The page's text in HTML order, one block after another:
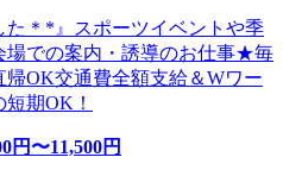
た＊*』スポーツイベントや季
場での案内・誘導のお仕事★毎
OK交通費全額支給＆Wワー
期OK！
円〜11,500円